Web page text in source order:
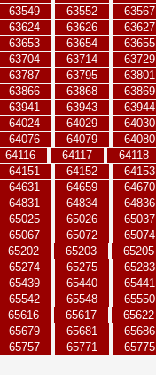
63549 63552 63567
63624 63626 63627
63653 63654 63655
63704 63714 63729
63787 63795 63801
63866 63868 63869
63941 63943 63944
64024 64029 64030
64076 64079 64080
64116 64117 64118
64151 64152 64153
64631 64659 64670
64831 64834 64836
65025 65026 65037
65067 65072 65074
65202 65203 65205
65274 65275 65283
65439 65440 65441
65542 65548 65550
65616 65617 65622
65679 65681 65686
65757 65771 65775